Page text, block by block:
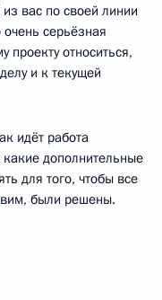
вас по своей линии
серьёзная
проекту относиться,
и к текущей
идёт работа
дополнительные
для того, чтобы все
были решены.